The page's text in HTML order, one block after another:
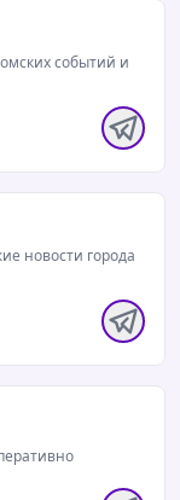
событий и
новости города